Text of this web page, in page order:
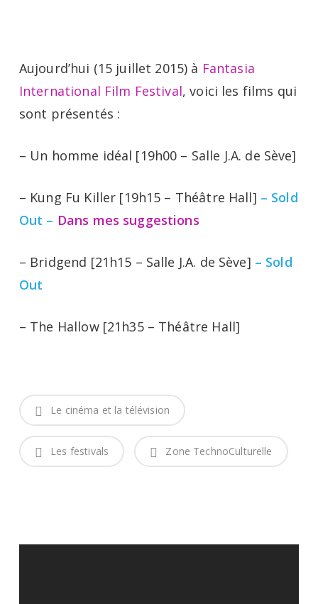
content
Aujourd’hui (15 juillet 2015) à Fantasia
International Film Festival, voici les films qui
sont présentés :
– Un homme idéal [19h00 – Salle J.A. de Sève]
– Kung Fu Killer [19h15 – Théâtre Hall] – Sold
Out – Dans mes suggestions
– Bridgend [21h15 – Salle J.A. de Sève] – Sold
Out
– The Hallow [21h35 – Théâtre Hall]
Le cinéma et la télévision
Les festivals Zone TechnoCulturelle